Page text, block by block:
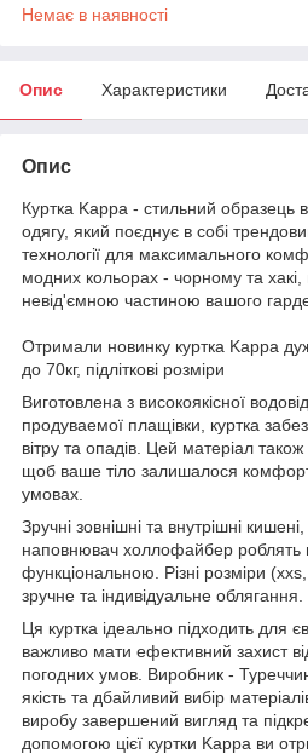
Немає в наявності
Опис Характеристики
Опис
Куртка Kappa - стильний образець
одягу, який поєднує в собі
технології для максимального
модних кольорах - чорному та хакі,
невід'ємною частиною вашого
Отримали новинку куртка Kappa
до 70кг, підліткові розміри
Виготовлена з високоякісної
продуваемої плащівки, куртка
вітру та опадів. Цей матеріал
щоб ваше тіло залишалося
умовах.
Зручні зовнішні та внутрішні
наповнювач холлофайбер роблять
функціональною. Різні розміри
зручне та індивідуальне облягання.
Ця куртка ідеально підходить для
важливо мати ефективний захист
погодних умов. Виробник -
якість та дбайливий вибір
виробу завершений вигляд та
допомогою цієї куртки Kappa ви